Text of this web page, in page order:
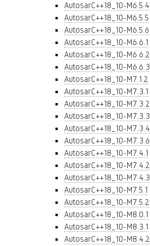
AutosarC++18_10-M6.5.4
AutosarC++18_10-M6.5.5
AutosarC++18_10-M6.5.6
AutosarC++18_10-M6.6.1
AutosarC++18_10-M6.6.2
AutosarC++18_10-M6.6.3
AutosarC++18_10-M7.1.2
AutosarC++18_10-M7.3.1
AutosarC++18_10-M7.3.2
AutosarC++18_10-M7.3.3
AutosarC++18_10-M7.3.4
AutosarC++18_10-M7.3.6
AutosarC++18_10-M7.4.1
AutosarC++18_10-M7.4.2
AutosarC++18_10-M7.4.3
AutosarC++18_10-M7.5.1
AutosarC++18_10-M7.5.2
AutosarC++18_10-M8.0.1
AutosarC++18_10-M8.3.1
AutosarC++18_10-M8.4.2